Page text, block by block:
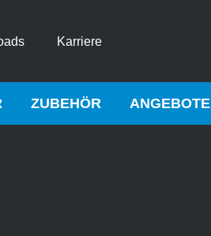
Karriere
ZUBEHÖR ANGEBOTE